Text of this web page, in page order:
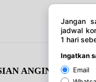
ANGIN DI JALAN!